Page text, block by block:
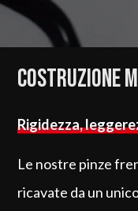
Costruzione
Rigidezza,
Le nostre pinze
ricavate da un